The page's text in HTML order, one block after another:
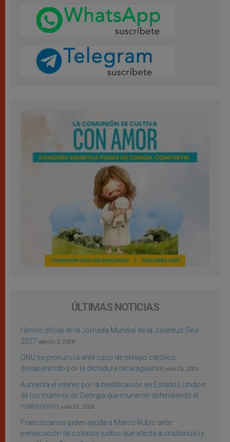
ÚLTIMAS NOTICIAS
Himno oficial de la Jornada Mundial de la Juventud Seúl
2027 agosto 3, 2026
ONU se pronuncia ante caso de obispo católico
desaparecido por la dictadura nicaragüense julio 25, 2026
Aumenta el interés por la beatificación en Estados Unidos
de los mártires de Georgia que murieron defendiendo el
matrimonio julio 25, 2026
Franciscanos piden ayuda a Marco Rubio ante
persecución de colonos judíos que afecta a cristianos (y